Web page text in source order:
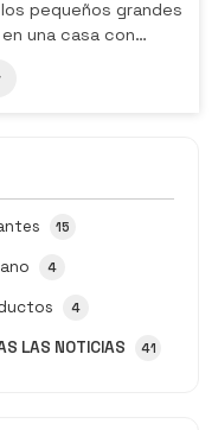
LAS NOTICIAS 41
15
4
4
pequeños grandes
una casa con
nuestro hogar
a domi...